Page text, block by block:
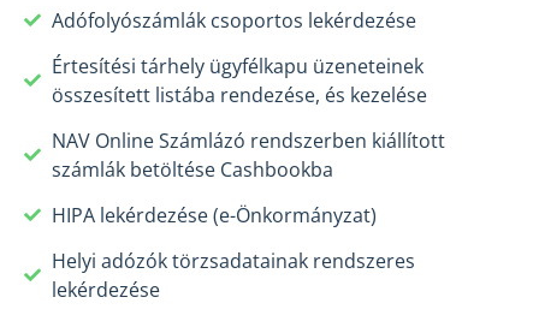
Adófolyószámlák csoportos lekérdezése
Értesítési tárhely ügyfélkapu üzeneteinek
összesített listába rendezése, és kezelése
NAV Online Számlázó rendszerben kiállított
számlák betöltése Cashbookba
HIPA lekérdezése (e-Önkormányzat)​
Helyi adózók törzsadatainak rendszeres
lekérdezése​